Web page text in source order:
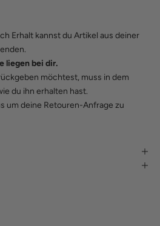
Erhalt kannst du Artikel aus deiner
liegen bei dir.
möchtest, muss in dem
du ihn erhalten hast.
um deine Retouren-Anfrage zu